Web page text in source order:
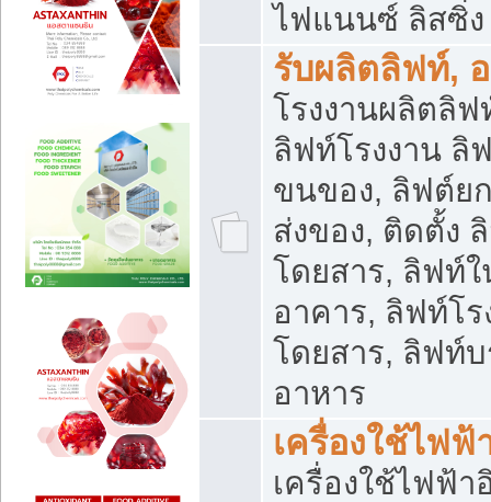
ไฟแนนซ์ ลิสซิ่ง
รับผลิตลิฟท์,
โรงงานผลิตลิ
ลิฟท์โรงงาน ลิ
ขนของ, ลิฟต์ย
ส่งของ, ติดตั้ง
โดยสาร, ลิฟท์
อาคาร, ลิฟท์โ
โดยสาร, ลิฟท์
อาหาร
เครื่องใช้ไฟฟ้
เครื่องใช้ไฟฟ้า